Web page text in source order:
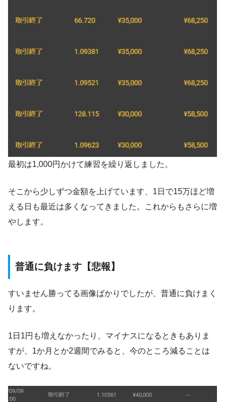
最初は1,000円かけて練習を繰り返しました。
そこから少しずつ金額を上げています、1日で15万ほど増
える日も最近は多くなってきました。これからもさらに増
やします。
普通に負けます【悲報】
すいません勝ってる画像ばかりでしたが、普通に負けまく
ります。
1日1円も増えなかったり、マイナスになるときもありま
すが、1か月とか2週間でみると、今のところ減ることは
ないですね。